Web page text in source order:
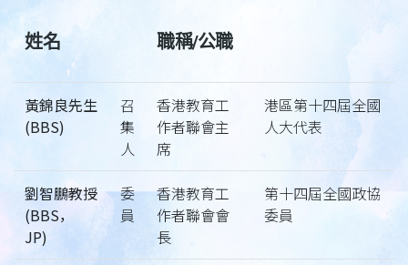
姓名 職稱/公職
黃錦良先生
(BBS)
召
集
人
香港教育工
作者聯會主
席
港區第十四屆全國
人大代表
劉智鵬教授
(BBS，
JP)
委
員
香港教育工
作者聯會會
長
第十四屆全國政協
委員